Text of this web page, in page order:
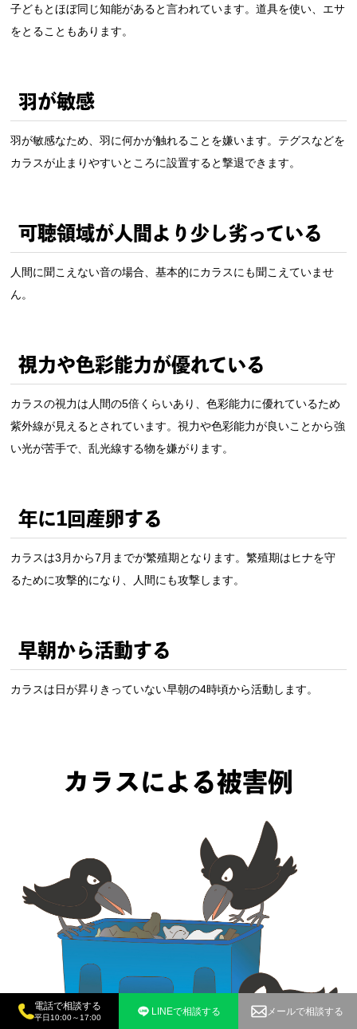
電話で相談する
平日10:00～17:00
LINEで相談する メールで相談する
子どもとほぼ同じ知能があると言われています。道具を使い、エサ
をとることもあります。
羽が敏感
羽が敏感なため、羽に何かが触れることを嫌います。テグスなどを
カラスが止まりやすいところに設置すると撃退できます。
可聴領域が人間より少し劣っている
人間に聞こえない音の場合、基本的にカラスにも聞こえていませ
ん。
視力や色彩能力が優れている
カラスの視力は人間の5倍くらいあり、色彩能力に優れているため
紫外線が見えるとされています。視力や色彩能力が良いことから強
い光が苦手で、乱光線する物を嫌がります。
年に1回産卵する
カラスは3月から7月までが繁殖期となります。繁殖期はヒナを守
るために攻撃的になり、人間にも攻撃します。
早朝から活動する
カラスは日が昇りきっていない早朝の4時頃から活動します。
カラスによる被害例